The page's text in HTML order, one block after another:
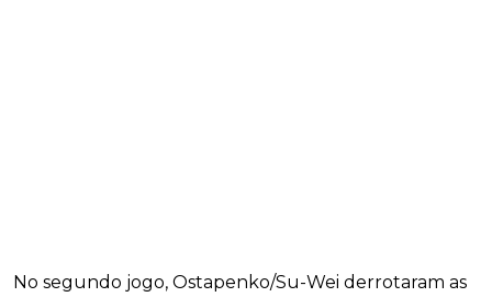
No segundo jogo, Ostapenko/Su-Wei derrotaram as